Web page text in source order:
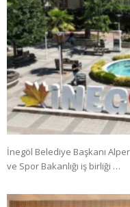
İnegöl Belediye Başkanı
ve Spor Bakanlığı iş birliği …